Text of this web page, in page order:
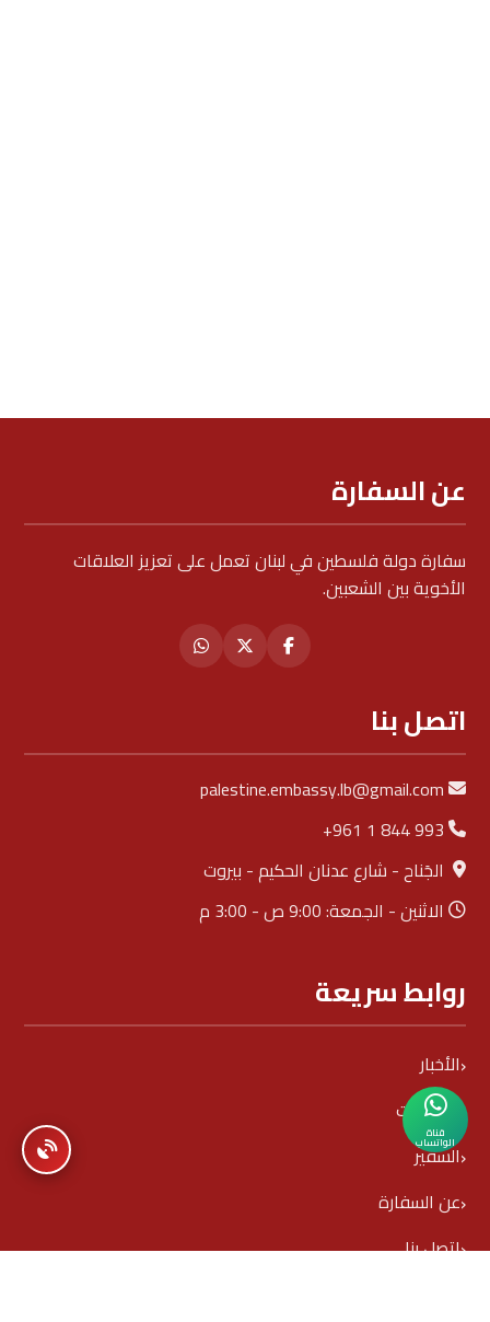
قناة
الواتساب
عن السفارة
سفارة دولة فلسطين في لبنان تعمل على تعزيز العلاقات
الأخوية بين الشعبين.
اتصل بنا
palestine.embassy.lb@gmail.com
+961 1 844 993
الجَناح - شارع عدنان الحكيم - بيروت
الاثنين - الجمعة: 9:00 ص - 3:00 م
روابط سريعة
الأخبار
الفعاليات
السفير
عن السفارة
اتصل بنا